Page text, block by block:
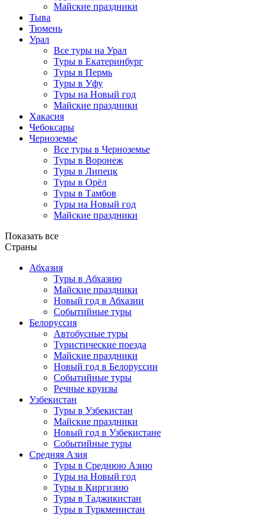
Майские праздники
Тыва
Тюмень
Урал
Все туры на Урал
Туры в Екатеринбург
Туры в Пермь
Туры в Уфу
Туры на Новый год
Майские праздники
Хакасия
Чебоксары
Черноземье
Все туры в Черноземье
Туры в Воронеж
Туры в Липецк
Туры в Орёл
Туры в Тамбов
Туры на Новый год
Майские праздники
Показать все
Страны
Абхазия
Туры в Абхазию
Майские праздники
Новый год в Абхазии
Событийные туры
Белоруссия
Автобусные туры
Туристические поезда
Майские праздники
Новый год в Белоруссии
Событийные туры
Речные круизы
Узбекистан
Туры в Узбекистан
Майские праздники
Новый год в Узбекистане
Событийные туры
Средняя Азия
Туры в Среднюю Азию
Туры на Новый год
Туры в Киргизию
Туры в Таджикистан
Туры в Туркменистан